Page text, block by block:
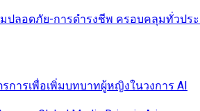
ปลอดภัย-การดำรงชีพ ครอบคลุมทั่วประ
การเพื่อเพิ่มบทบาทผู้หญิงในวงการ AI